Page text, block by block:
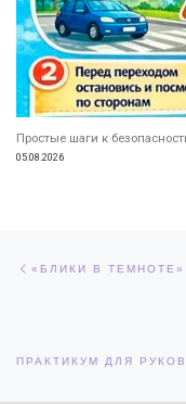
Простые шаги к
05.08.2026
«БЛИКИ В